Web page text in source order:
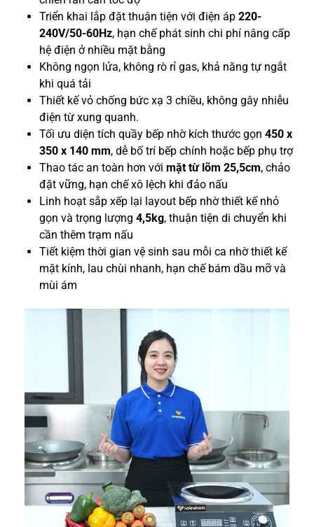
Triển khai lắp đặt thuận tiện với điện áp 220-
240V/50-60Hz, hạn chế phát sinh chi phí nâng cấp
hệ điện ở nhiều mặt bằng
Không ngọn lửa, không rò rỉ gas, khả năng tự ngắt
khi quá tải
Thiết kế vỏ chống bức xạ 3 chiều, không gây nhiễu
điện từ xung quanh.
Tối ưu diện tích quầy bếp nhờ kích thước gọn 450 x
350 x 140 mm, dễ bố trí bếp chính hoặc bếp phụ trợ
Thao tác an toàn hơn với mặt từ lõm 25,5cm, chảo
đặt vững, hạn chế xô lệch khi đảo nấu
Linh hoạt sắp xếp lại layout bếp nhờ thiết kế nhỏ
gọn và trọng lượng 4,5kg, thuận tiện di chuyển khi
cần thêm trạm nấu
Tiết kiệm thời gian vệ sinh sau mỗi ca nhờ thiết kế
mặt kính, lau chùi nhanh, hạn chế bám dầu mỡ và
mùi ám